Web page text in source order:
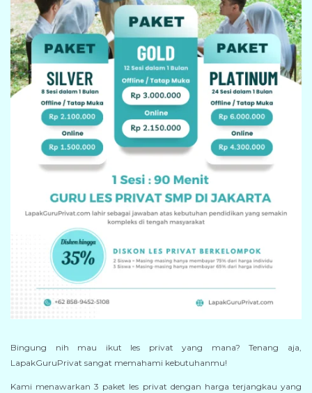
Bingung nih mau ikut les privat yang mana? Tenang aja,
LapakGuruPrivat sangat memahami kebutuhanmu!
Kami menawarkan 3 paket les privat dengan harga terjangkau yang